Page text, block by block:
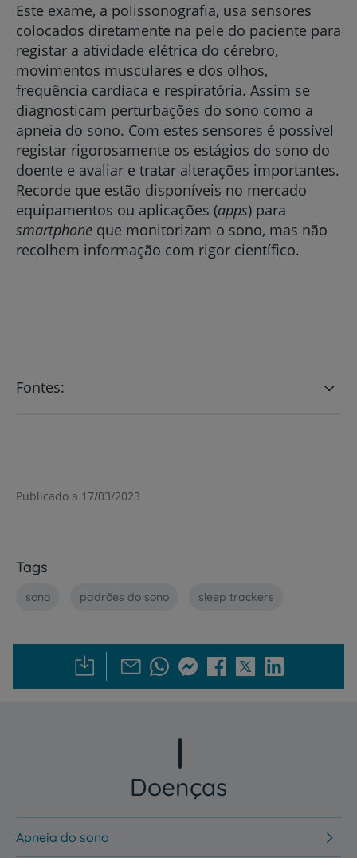
Este exame, a polissonografia, usa sensores
colocados diretamente na pele do paciente para
registar a atividade elétrica do cérebro,
movimentos musculares e dos olhos,
frequência cardíaca e respiratória. Assim se
diagnosticam perturbações do sono como a
apneia do sono. Com estes sensores é possível
registar rigorosamente os estágios do sono do
doente e avaliar e tratar alterações importantes.
Recorde que estão disponíveis no mercado
equipamentos ou aplicações (apps) para
smartphone que monitorizam o sono, mas não
recolhem informação com rigor científico.
Fontes:
Publicado a 17/03/2023
Tags
sono padrões do sono sleep trackers
Doenças
Apneia do sono